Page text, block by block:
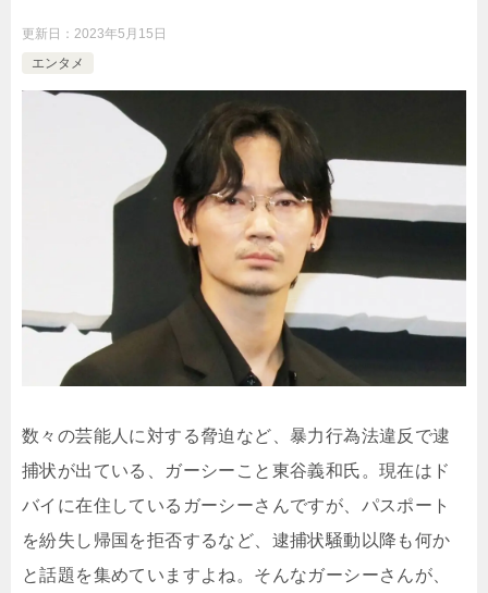
更新日： 2023年5月15日
エンタメ
数々の芸能人に対する脅迫など、暴力行為法違反で逮
捕状が出ている、ガーシーこと東谷義和氏。現在はド
バイに在住しているガーシーさんですが、パスポート
を紛失し帰国を拒否するなど、逮捕状騒動以降も何か
と話題を集めていますよね。そんなガーシーさんが、